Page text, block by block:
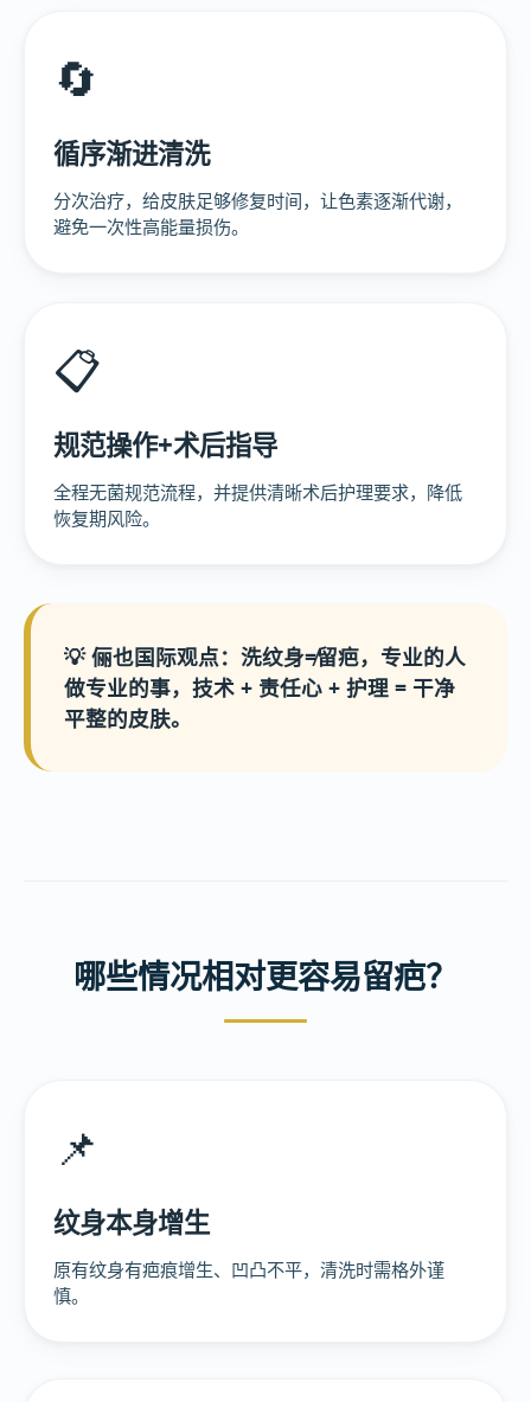
🔄
循序渐进清洗
分次治疗，给皮肤足够修复时间，让色素逐渐代谢，
避免一次性高能量损伤。
📋
规范操作+术后指导
全程无菌规范流程，并提供清晰术后护理要求，降低
恢复期风险。
💡 俪也国际观点：洗纹身≠留疤，专业的人
做专业的事，技术 + 责任心 + 护理 = 干净
平整的皮肤。
哪些情况相对更容易留疤？
📌
纹身本身增生
原有纹身有疤痕增生、凹凸不平，清洗时需格外谨
慎。